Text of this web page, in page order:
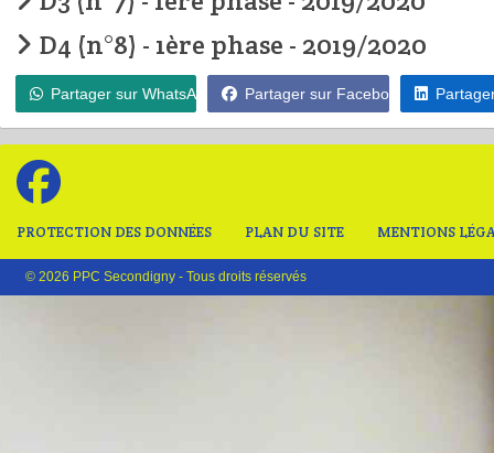
D4 (n°8) - 1ère phase - 2019/2020
Partager sur WhatsApp Partager sur Facebook
PROTECTION DES DONNÉES PLAN DU SITE MENTIONS
© 2026 PPC Secondigny - Tous droits réservés